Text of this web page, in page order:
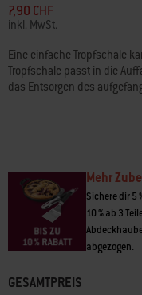
5
Sternen,
durchschnittlicher
Bewertungswert.
Read
693
Reviews.
7,90 CHF
inkl. MwSt.
Eine einfache Tropfschale
Tropfschale passt in die
das Entsorgen des
Mehr
Sichere dir 5
10 % ab 3
abgezogen.
GESAMTPREIS